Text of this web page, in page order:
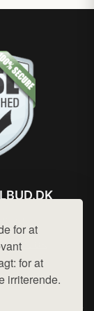
for at
for at
irriterende.
privatlivspolitik